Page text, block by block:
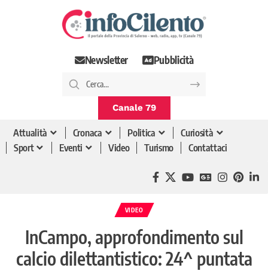
Newsletter Pubblicità
Canale 79
Attualità Cronaca Politica
Curiosità
Sport
Eventi Video Turismo Contattaci
VIDEO
InCampo, approfondimento sul
calcio dilettantistico: 24^ puntata